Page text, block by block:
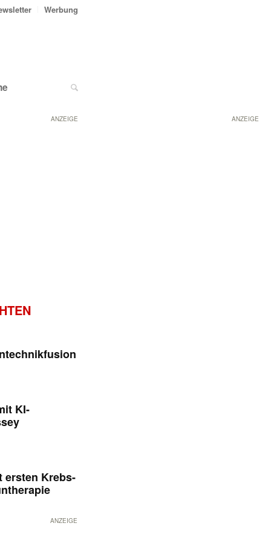
ANZEIGE
Werbung
ANZEIGE
KI-
ersten Krebs-
ANZEIGE